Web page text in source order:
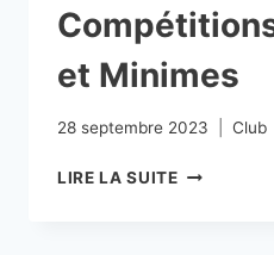
et Minimes
28 septembre 2023 Club
LIRE LA SUITE